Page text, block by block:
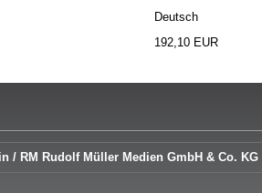
Deutsch
192,10 EUR
/ RM Rudolf Müller Medien GmbH & Co. KG